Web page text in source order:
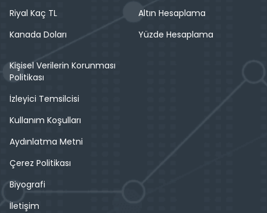
Riyal Kaç TL
Kanada Doları
Altın Hesaplama
Yüzde Hesaplama
Kişisel Verilerin Korunması
Politikası
İzleyici Temsilcisi
Kullanım Koşulları
Aydınlatma Metni
Çerez Politikası
Biyografi
İletişim